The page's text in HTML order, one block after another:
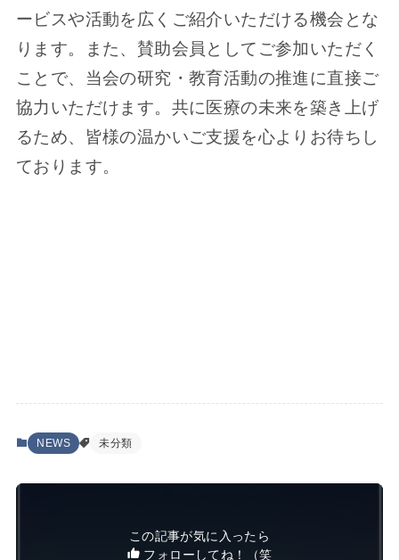
ービスや活動を広くご紹介いただける機会とな
ります。また、賛助会員としてご参加いただく
ことで、当会の研究・教育活動の推進に直接ご
協力いただけます。共に医療の未来を築き上げ
るため、皆様の温かいご支援を心よりお待ちし
ております。
NEWS 未分類
この記事が気に入ったら
フォローしてね！（笑